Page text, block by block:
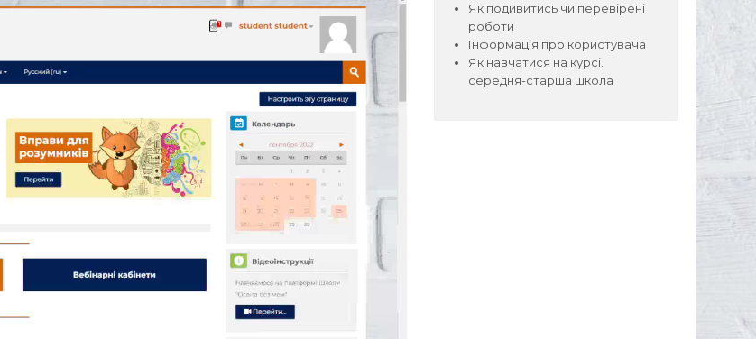
Як подивитись чи перевірені
роботи
Інформація про користувача
Як навчатися на курсі.
середня-старша школа